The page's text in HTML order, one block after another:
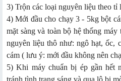
3) Trộn các loại nguyên liệu theo tỉ
4) Mới đầu cho chạy 3 - 5kg bột
mặt sàng và toàn bộ hệ thống
nguyên liệu thô như: ngô hạt, ốc,
cám ( lưu ý: mới đầu không nên
5) Khi máy chuẩn bị ép gần hết
tránh tình trạng sáng và qua lô bị